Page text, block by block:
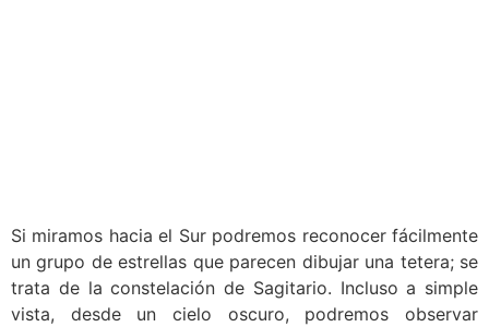
Si miramos hacia el Sur podremos reconocer fácilmente
un grupo de estrellas que parecen dibujar una tetera; se
trata de la constelación de Sagitario. Incluso a simple
vista, desde un cielo oscuro, podremos observar